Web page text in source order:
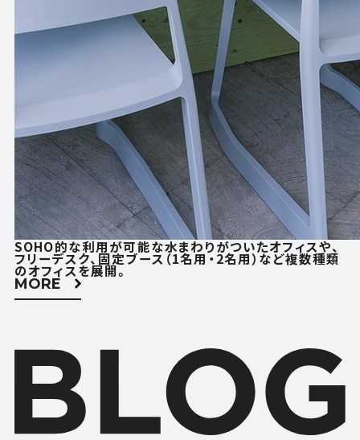
SOHO的な利用が可能な水まわりがついたオフィスや、
フリーデスク、固定ブース（1名用・2名用）など複数種類
のオフィスを展開。
MORE